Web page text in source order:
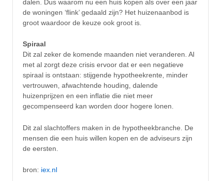
dalen. Dus waarom nu een huis kopen als over een jaar
de woningen ‘flink’ gedaald zijn? Het huizenaanbod is
groot waardoor de keuze ook groot is.
Spiraal
Dit zal zeker de komende maanden niet veranderen. Al
met al zorgt deze crisis ervoor dat er een negatieve
spiraal is ontstaan: stijgende hypotheekrente, minder
vertrouwen, afwachtende houding, dalende
huizenprijzen en een inflatie die niet meer
gecompenseerd kan worden door hogere lonen.
Dit zal slachtoffers maken in de hypotheekbranche. De
mensen die een huis willen kopen en de adviseurs zijn
de eersten.
bron: iex.nl